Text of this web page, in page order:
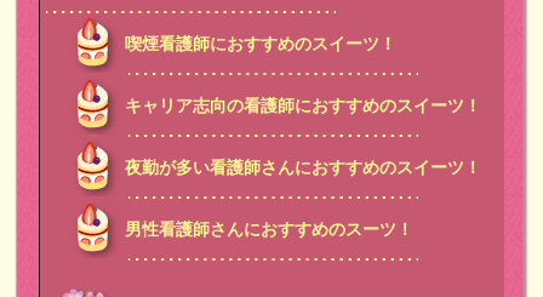
喫煙看護師におすすめのスイーツ！
キャリア志向の看護師におすすめのスイーツ！
夜勤が多い看護師さんにおすすめのスイーツ！
男性看護師さんにおすすめのスーツ！